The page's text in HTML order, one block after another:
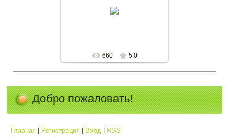
Акция в центральной районной
библиотеке
660 5.0
Добро пожаловать!
Главная Регистрация Вход
RSS